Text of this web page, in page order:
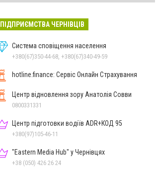
ПІДПРИЄМСТВА ЧЕРНІВЦІВ
Система сповіщення населення
+380(67)350-44-68, +380(67)340-49-59
hotline.finance: Сервіс Онлайн Страхування
Центр відновлення зору Анатолія Совви
0800331331
Центр підготовки водіїв ADR+КОД 95
+380(97)105-46-11
"Eastern Media Hub" у Чернівцях
+38 (050) 426 26 24